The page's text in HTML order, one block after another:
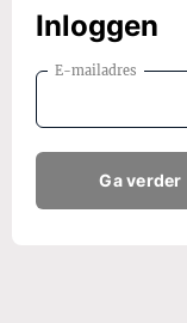
Inloggen
E-mailadres
Ga verder